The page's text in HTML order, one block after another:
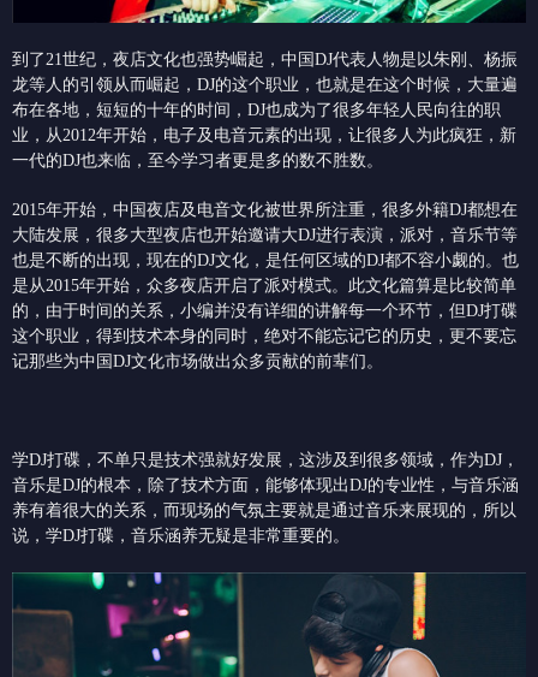
到了21世纪，夜店文化也强势崛起，中国DJ代表人物是以朱刚、杨振
龙等人的引领从而崛起，DJ的这个职业，也就是在这个时候，大量遍
布在各地，短短的十年的时间，DJ也成为了很多年轻人民向往的职
业，从2012年开始，电子及电音元素的出现，让很多人为此疯狂，新
一代的DJ也来临，至今学习者更是多的数不胜数。
2015年开始，中国夜店及电音文化被世界所注重，很多外籍DJ都想在
大陆发展，很多大型夜店也开始邀请大DJ进行表演，派对，音乐节等
也是不断的出现，现在的DJ文化，是任何区域的DJ都不容小觑的。也
是从2015年开始，众多夜店开启了派对模式。此文化篇算是比较简单
的，由于时间的关系，小编并没有详细的讲解每一个环节，但DJ打碟
这个职业，得到技术本身的同时，绝对不能忘记它的历史，更不要忘
记那些为中国DJ文化市场做出众多贡献的前辈们。
学DJ打碟，不单只是技术强就好发展，这涉及到很多领域，作为DJ，
音乐是DJ的根本，除了技术方面，能够体现出DJ的专业性，与音乐涵
养有着很大的关系，而现场的气氛主要就是通过音乐来展现的，所以
说，学DJ打碟，音乐涵养无疑是非常重要的。